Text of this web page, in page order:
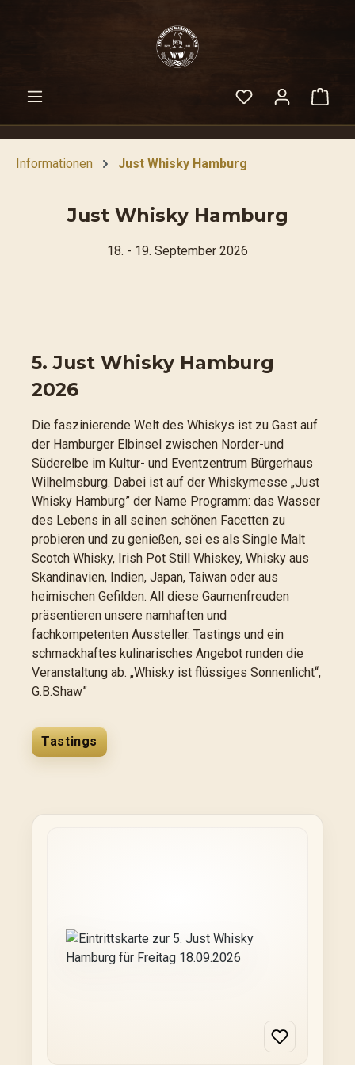
Informationen Just Whisky Hamburg
Just Whisky Hamburg
18. - 19. September 2026
5. Just Whisky Hamburg
2026
Die faszinierende Welt des Whiskys ist zu Gast auf
der Hamburger Elbinsel zwischen Norder-und
Süderelbe im Kultur- und Eventzentrum Bürgerhaus
Wilhelmsburg. Dabei ist auf der Whiskymesse „Just
Whisky Hamburg” der Name Programm: das Wasser
des Lebens in all seinen schönen Facetten zu
probieren und zu genießen, sei es als Single Malt
Scotch Whisky, Irish Pot Still Whiskey, Whisky aus
Skandinavien, Indien, Japan, Taiwan oder aus
heimischen Gefilden. All diese Gaumenfreuden
präsentieren unsere namhaften und
fachkompetenten Aussteller. Tastings und ein
schmackhaftes kulinarisches Angebot runden die
Veranstaltung ab. „Whisky ist flüssiges Sonnenlicht“,
G.B.Shaw”
Tastings